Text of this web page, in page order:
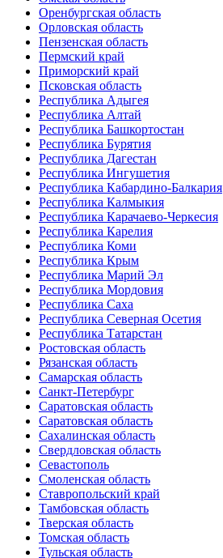
Оренбургская область
Орловская область
Пензенская область
Пермский край
Приморский край
Псковская область
Республика Адыгея
Республика Алтай
Республика Башкортостан
Республика Бурятия
Республика Дагестан
Республика Ингушетия
Республика Кабардино-Балкария
Республика Калмыкия
Республика Карачаево-Черкесия
Республика Карелия
Республика Коми
Республика Крым
Республика Марий Эл
Республика Мордовия
Республика Саха
Республика Северная Осетия
Республика Татарстан
Ростовская область
Рязанская область
Самарская область
Санкт-Петербург
Саратовская область
Саратовская область
Сахалинская область
Свердловская область
Севастополь
Смоленская область
Ставропольский край
Тамбовская область
Тверская область
Томская область
Тульская область